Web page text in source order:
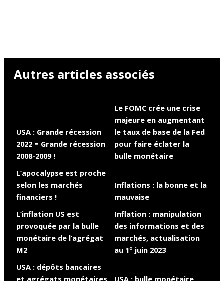
Autres articles associés
USA : Grande récession
2022 = Grande récession
2008-2009 !
Le FOMC crée une crise
majeure en augmentant
le taux de base de la Fed
pour faire éclater la
bulle monétaire
L’apocalypse est proche
selon les marchés
financiers !
Inflations : la bonne et la
mauvaise
L’inflation US est
provoquée par la bulle
monétaire de l’agrégat
M2
Inflation : manipulation
des informations et des
marchés, actualisation
au 1° juin 2023
USA : dépôts bancaires